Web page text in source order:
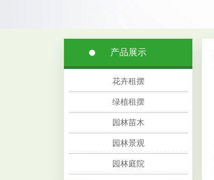
产品展示
花卉租摆
绿植租摆
园林苗木
园林景观
园林庭院